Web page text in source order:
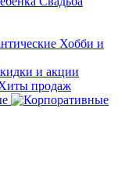
Хобби и
и акции